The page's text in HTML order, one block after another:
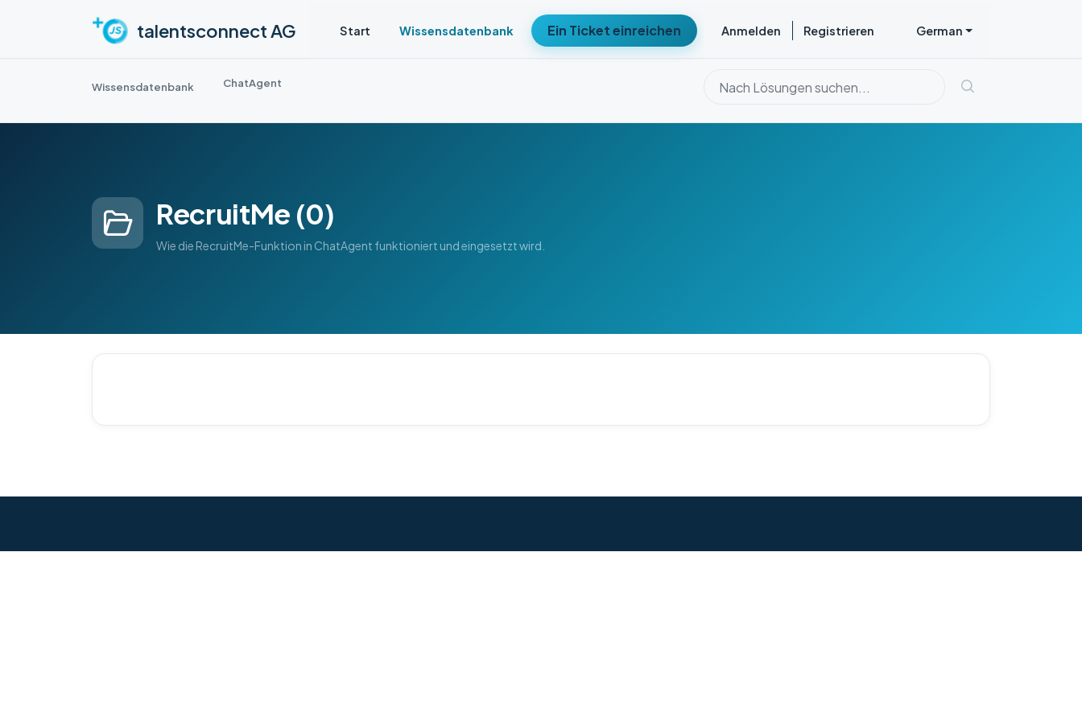
talentsconnect AG Start Wissensdatenbank Ein Ticket einreichen Anmelden Registrieren German
Wissensdatenbank ChatAgent
RecruitMe (0)
Wie die RecruitMe-Funktion in ChatAgent funktioniert und eingesetzt wird.